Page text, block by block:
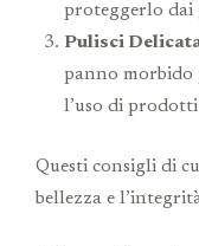
proteggerlo dai
Pulisci
panno morbido
l’uso di
Questi consigli di
bellezza e